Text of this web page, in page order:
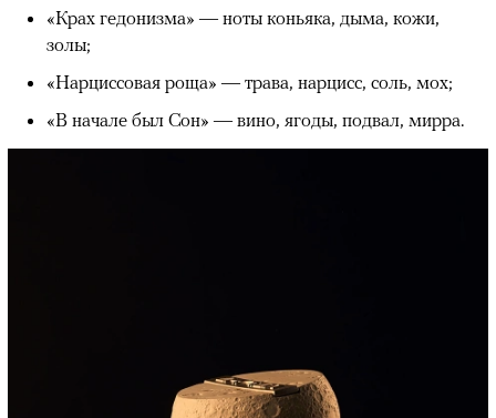
«Крах гедонизма» — ноты коньяка, дыма, кожи,
золы;
«Нарциссовая роща» — трава, нарцисс, соль, мох;
«В начале был Сон» — вино, ягоды, подвал, мирра.